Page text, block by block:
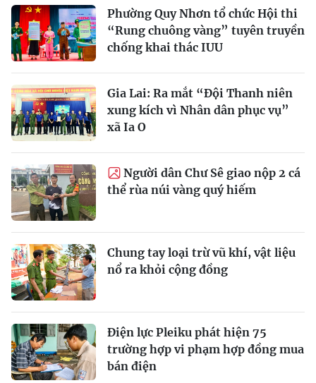
Phường Quy Nhơn tổ chức Hội thi
“Rung chuông vàng” tuyên truyền
chống khai thác IUU
Gia Lai: Ra mắt “Đội Thanh niên
xung kích vì Nhân dân phục vụ”
xã Ia O
Người dân Chư Sê giao nộp 2 cá
thể rùa núi vàng quý hiếm
Chung tay loại trừ vũ khí, vật liệu
nổ ra khỏi cộng đồng
Điện lực Pleiku phát hiện 75
trường hợp vi phạm hợp đồng mua
bán điện